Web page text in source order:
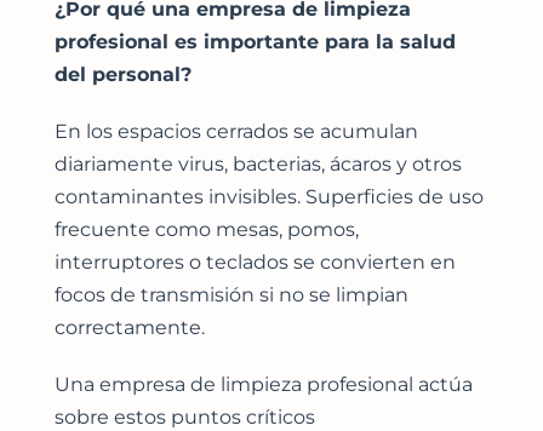
¿Por qué una empresa de limpieza
profesional es importante para la salud
del personal?
En los espacios cerrados se acumulan
diariamente virus, bacterias, ácaros y otros
contaminantes invisibles. Superficies de uso
frecuente como mesas, pomos,
interruptores o teclados se convierten en
focos de transmisión si no se limpian
correctamente.
Una empresa de limpieza profesional actúa
sobre estos puntos críticos